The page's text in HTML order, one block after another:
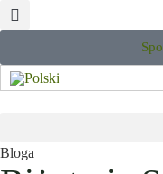
Bloga